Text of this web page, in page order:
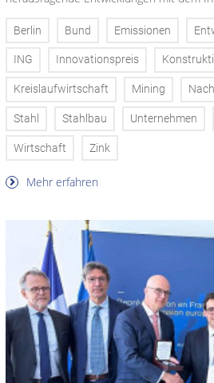
Berlin Bund Emissionen
ING Innovationspreis
Kreislaufwirtschaft Mining
Stahl Stahlbau Unternehmen
Wirtschaft Zink
Mehr erfahren